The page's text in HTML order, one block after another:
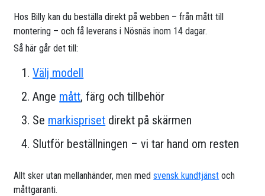
Hos Billy kan du beställa direkt på webben – från mått till
montering – och få leverans i Nösnäs inom 14 dagar.
Så här går det till:
Välj modell
Ange mått, färg och tillbehör
Se markispriset direkt på skärmen
Slutför beställningen – vi tar hand om resten
Allt sker utan mellanhänder, men medsvensk kundtjänst och
måttgaranti.